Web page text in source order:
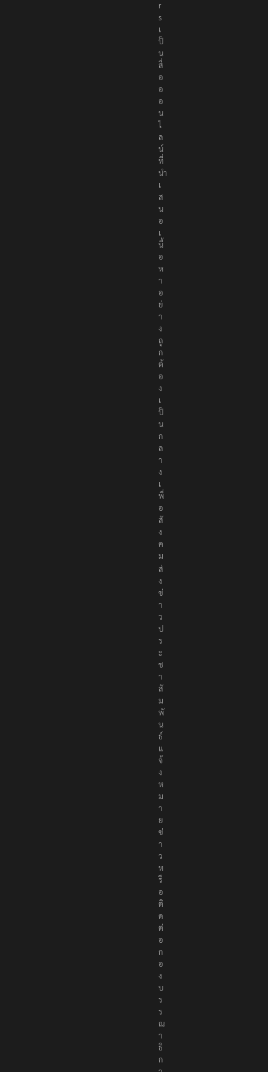
r
s
เ
ป็
น
สื่
อ
อ
อ
น
ไ
ล
น์
ที่
นำ
เ
ส
น
อ
เ
นื้
อ
ห
า
อ
ย่
า
ง
ถู
ก
ต้
อ
ง
เ
ป็
น
ก
ล
า
ง
เ
พื่
อ
สั
ง
ค
ม
ส่
ง
ข่
า
ว
ป
ร
ะ
ช
า
สั
ม
พั
น
ธ์
แ
จ้
ง
ห
ม
า
ย
ข่
า
ว
ห
รื
อ
ติ
ด
ต่
อ
ก
อ
ง
บ
ร
ร
ณ
า
ธิ
ก